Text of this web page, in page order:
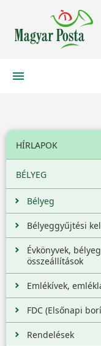
HÍRLAPOK
BÉLYEG
Bélyeg
Bélyeggyűjtési
Évkönyvek, bélyeg
összeállítások
Emlékívek,
FDC (Elsőnapi
Rendelések